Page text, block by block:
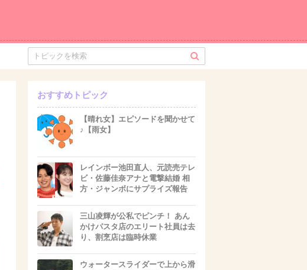
おすすめトピック
【晴れ女】エピソードを聞かせて
♪【雨女】
レインボー池田直人、元読売テレ
ビ・佐藤佳奈アナと電撃結婚 相
方・ジャンボにサプライズ報告
三山凌輝が公私でピンチ！ あん
かけパスタ店のエリート社員は去
り、割烹店は臨時休業
ウォータースライダーで上から滑